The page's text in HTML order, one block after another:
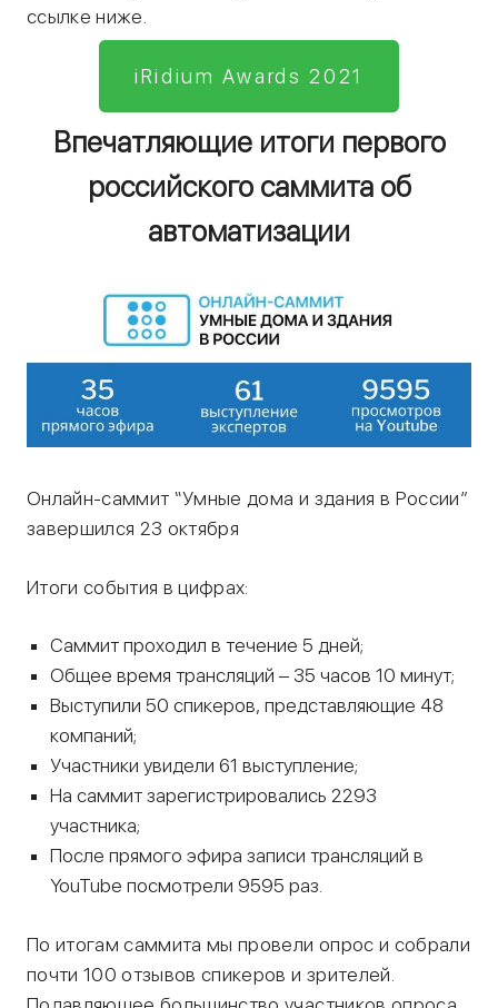
ссылке ниже.
iRidium Awards 2021
Впечатляющие итоги первого
российского саммита об
автоматизации
Онлайн-саммит “Умные дома и здания в России”
завершился 23 октября
Итоги события в цифрах:
Саммит проходил в течение 5 дней;
Общее время трансляций – 35 часов 10 минут;
Выступили 50 спикеров, представляющие 48
компаний;
Участники увидели 61 выступление;
На саммит зарегистрировались 2293
участника;
После прямого эфира записи трансляций в
YouTube посмотрели 9595 раз.
По итогам саммита мы провели опрос и собрали
почти 100 отзывов спикеров и зрителей.